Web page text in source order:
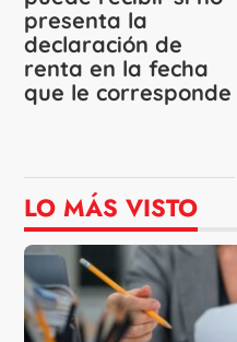
presenta la
declaración de
renta en la fecha
que le corresponde
LO MÁS VISTO